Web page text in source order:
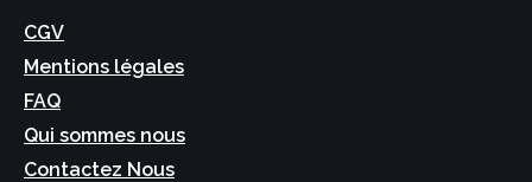
CGV
Mentions légales
FAQ
Qui sommes nous
Contactez Nous